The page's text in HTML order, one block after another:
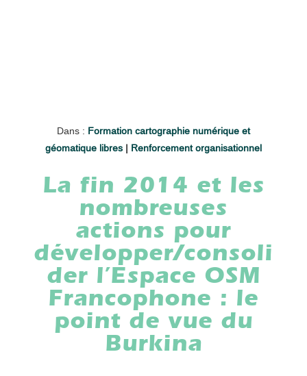
Dans : Formation cartographie numérique et
géomatique libres| Renforcement organisationnel
La fin 2014 et les
nombreuses
actions pour
développer/consoli
der l’Espace OSM
Francophone : le
point de vue du
Burkina